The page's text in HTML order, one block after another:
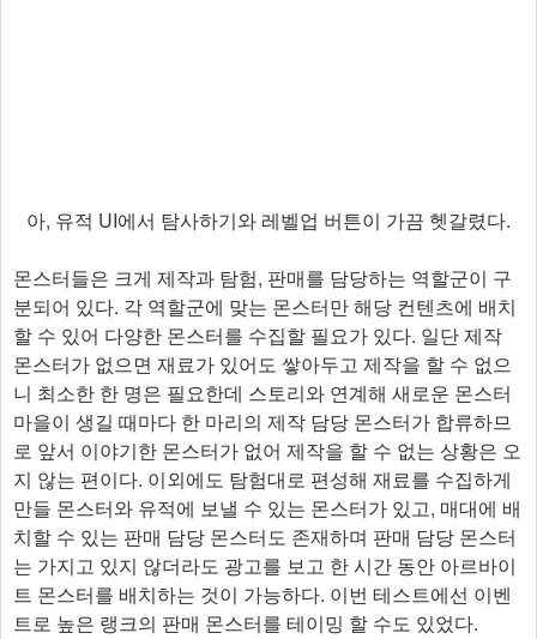
아, 유적 UI에서 탐사하기와 레벨업 버튼이 가끔 헷갈렸다.
몬스터들은 크게 제작과 탐험, 판매를 담당하는 역할군이 구
분되어 있다. 각 역할군에 맞는 몬스터만 해당 컨텐츠에 배치
할 수 있어 다양한 몬스터를 수집할 필요가 있다. 일단 제작
몬스터가 없으면 재료가 있어도 쌓아두고 제작을 할 수 없으
니 최소한 한 명은 필요한데 스토리와 연계해 새로운 몬스터
마을이 생길 때마다 한 마리의 제작 담당 몬스터가 합류하므
로 앞서 이야기한 몬스터가 없어 제작을 할 수 없는 상황은 오
지 않는 편이다. 이외에도 탐험대로 편성해 재료를 수집하게
만들 몬스터와 유적에 보낼 수 있는 몬스터가 있고, 매대에 배
치할 수 있는 판매 담당 몬스터도 존재하며 판매 담당 몬스터
는 가지고 있지 않더라도 광고를 보고 한 시간 동안 아르바이
트 몬스터를 배치하는 것이 가능하다. 이번 테스트에선 이벤
트로 높은 랭크의 판매 몬스터를 테이밍 할 수도 있었다.